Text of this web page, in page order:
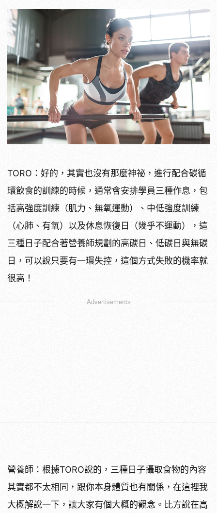
TORO：好的，其實也沒有那麼神祕，進行配合碳循
環飲食的訓練的時候，通常會安排學員三種作息，包
括高強度訓練（肌力、無氧運動）、中低強度訓練
（心肺、有氧）以及休息恢復日（幾乎不運動），這
三種日子配合著營養師規劃的高碳日、低碳日與無碳
日，可以說只要有一環失控，這個方式失敗的機率就
很高！
Advertisements
營養師：根據TORO說的，三種日子攝取食物的內容
其實都不太相同，跟你本身體質也有關係，在這裡我
大概解說一下，讓大家有個大概的觀念。比方說在高